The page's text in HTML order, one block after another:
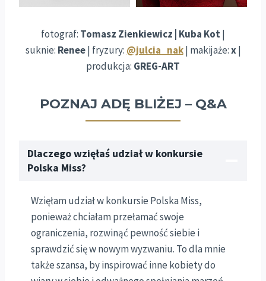
fotograf: Tomasz Zienkiewicz | Kuba Kot|
suknie: Renee| fryzury: @julcia_nak| makijaże:x|
produkcja: GREG-ART
POZNAJ ADĘ BLIŻEJ – Q&A
Dlaczego wzięłaś udział w konkursie
Polska Miss?
Wzięłam udział w konkursie Polska Miss,
ponieważ chciałam przełamać swoje
ograniczenia, rozwinąć pewność siebie i
sprawdzić się w nowym wyzwaniu. To dla mnie
także szansa, by inspirować inne kobiety do